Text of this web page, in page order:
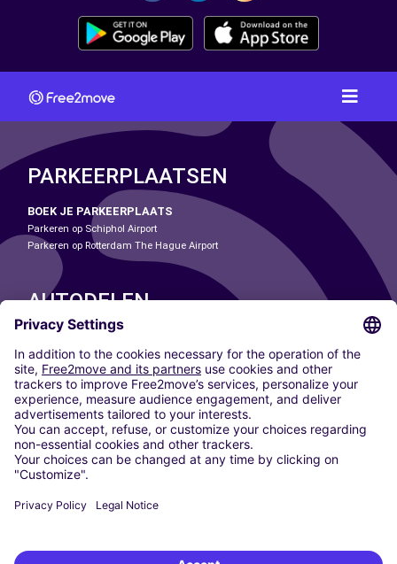
PARKEERPLAATSEN
BOEK JE PARKEERPLAATS
Parkeren op Schiphol Airport
Parkeren op Rotterdam The Hague Airport
AUTODELEN
ONZE STEDEN
Paris
Madrid
Washington DC
Milaan
Rome
Turijn
Wenen
Berlijn
Düsseldorf